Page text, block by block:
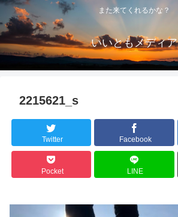
また来てくれるかな？
いいともメディア
2215621_s
Twitter Facebook
Pocket LINE